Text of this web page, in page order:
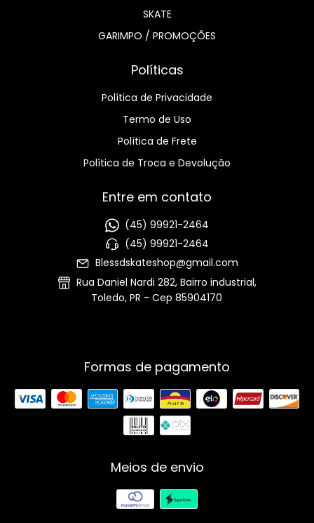
SKATE
GARIMPO / PROMOÇÕES
Políticas
Política de Privacidade
Termo de Uso
Política de Frete
Política de Troca e Devolução
Entre em contato
(45) 99921-2464
(45) 99921-2464
Blessdskateshop@gmail.com
Rua Daniel Nardi 282, Bairro industrial,
Toledo, PR - Cep 85904170
Formas de pagamento
Meios de envio